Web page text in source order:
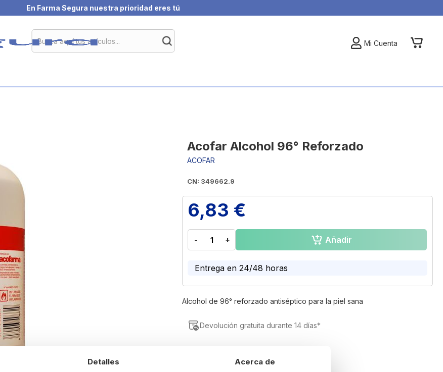
En Farma Segura nuestra prioridad eres tú
My
Mi Cuenta
Acofar Alcohol 96° Reforzado
ACOFAR
CN: 349662.9
6,83 €
- + Añadir
Entrega en 24/48 horas
Alcohol de 96° reforzado antiséptico para la piel sana
Devolución gratuita durante 14 días*
Detalles Acerca de